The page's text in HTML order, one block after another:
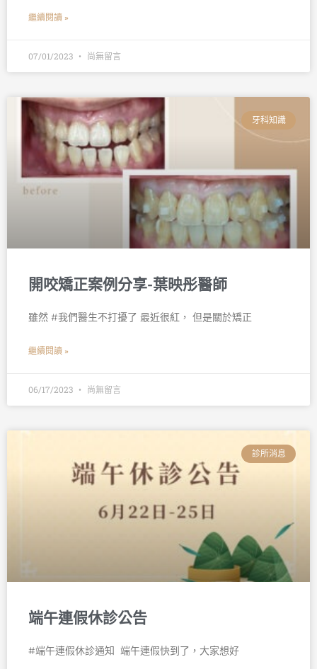
繼續閱讀 »
07/01/2023 尚無留言
牙科知識
開咬矯正案例分享-葉映彤醫師
雖然 #我們醫生不打擾了 最近很紅， 但是關於矯正
繼續閱讀 »
06/17/2023 尚無留言
診所消息
端午連假休診公告
#端午連假休診通知 󠀠󠀠 端午連假快到了，大家想好